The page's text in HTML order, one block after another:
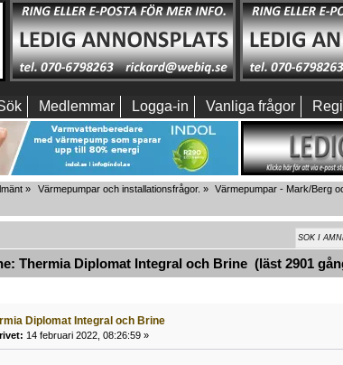
Medlemmar Logga-in Vanliga frågor
» Värmepumpar och installationsfrågor. » Värmepumpar - Mark/Berg
Thermia Diplomat Integral och Brine (läst 2901
Diplomat Integral och Brine
14 februari 2022, 08:26:59 »